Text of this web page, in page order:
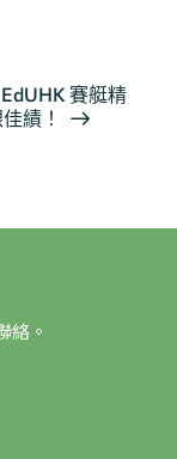
賽艇精
績！
絡。